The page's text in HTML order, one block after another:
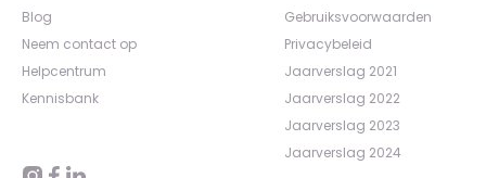
Blog
Neem contact op
Helpcentrum
Kennisbank
Gebruiksvoorwaarden
Privacybeleid
Jaarverslag 2021
Jaarverslag 2022
Jaarverslag 2023
Jaarverslag 2024